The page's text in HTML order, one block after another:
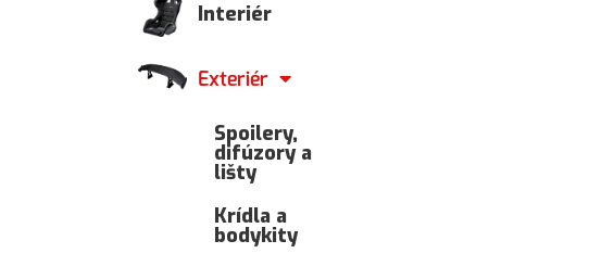
Interiér
Exteriér
Spoilery,
difúzory a
lišty
Krídla a
bodykity